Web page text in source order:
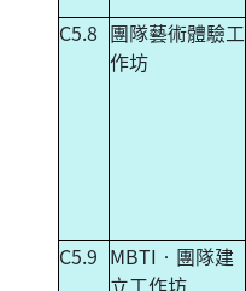
C5.8 團隊藝術體驗工
作坊
C5.9 MBTI‧團隊建